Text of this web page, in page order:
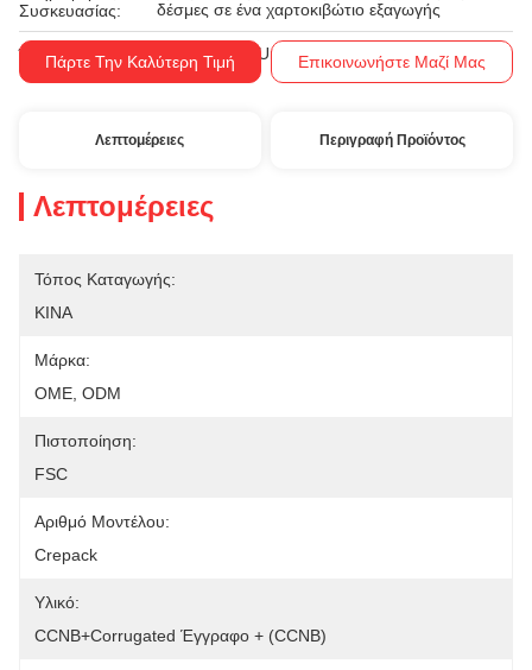
Συσκευασίας:
δέσμες σε ένα χαρτοκιβώτιο εξαγωγής
Όροι Πληρωμής: T/T, Western Union
Πάρτε Την Καλύτερη Τιμή Επικοινωνήστε Μαζί Μας
Λεπτομέρειες Περιγραφή Προϊόντος
Λεπτομέρειες
Τόπος Καταγωγής:
ΚΙΝΑ
Μάρκα:
OME, ODM
Πιστοποίηση:
FSC
Αριθμό Μοντέλου:
Crepack
Υλικό:
CCNB+corrugated Έγγραφο + (CCNB)